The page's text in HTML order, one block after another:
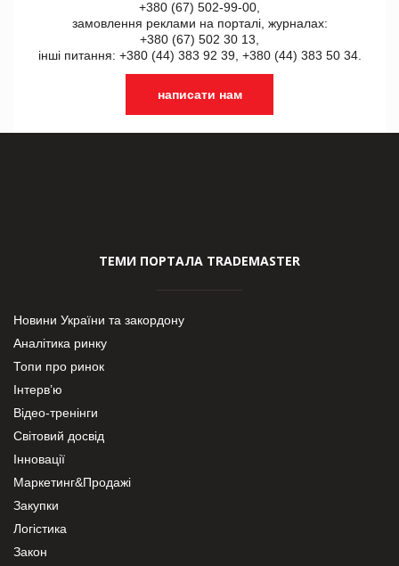
+380 (67) 502-99-00,
замовлення реклами на порталі, журналах:
+380 (67) 502 30 13,
інші питання: +380 (44) 383 92 39, +380 (44) 383 50 34.
написати нам
ТЕМИ ПОРТАЛА TRADEMASTER
Новини України та закордону
Аналітика ринку
Топи про ринок
Інтерв’ю
Відео-тренінги
Світовий досвід
Інновації
Маркетинг&Продажі
Закупки
Логістика
Закон